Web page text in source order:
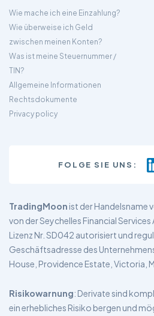
Wie mache ich eine Einzahlung?
Wie überweise ich Geld
zwischen meinen Konten?
Was ist meine Steuernummer /
TIN?
Allgemeine Informationen
Rechtsdokumente
Privacy policy
FOLGE SIE UNS:
TradingMoon ist der Handelsname
von der Seychelles Financial
Lizenz Nr. SD042 autorisiert und
Geschäftsadresse des
House, Providence Estate, Victoria,
Risikowarnung: Derivate sind
ein erhebliches Risiko bergen und